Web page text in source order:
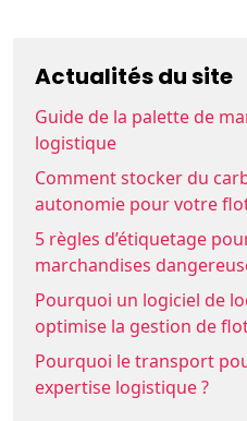
Actualités du site
Guide de la palette de
logistique
Comment stocker du
autonomie pour votre
5 règles d’étiquetage
marchandises
Pourquoi un logiciel de
optimise la gestion de
Pourquoi le transport
expertise logistique ?